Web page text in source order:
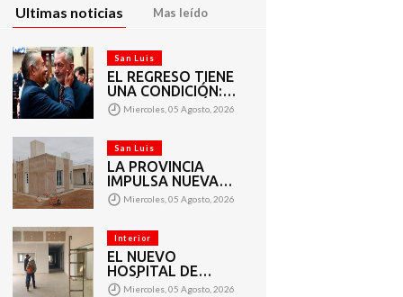
Ultimas noticias Mas leído
San Luis
EL REGRESO TIENE
UNA CONDICIÓN:
LA CORRUPCIÓN
Miercoles, 05 Agosto, 2026
San Luis
LA PROVINCIA
IMPULSA NUEVAS
ETAPAS EN LA
CONSTRUCCIÓN
PUEYRREDÓN
Miercoles, 05 Agosto, 2026
Interior
EL NUEVO
HOSPITAL DE
UNIÓN PROGRESA
Miercoles, 05 Agosto, 2026